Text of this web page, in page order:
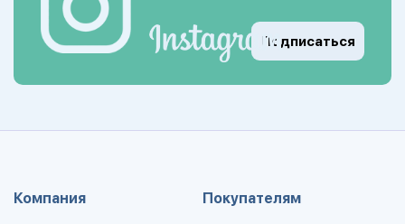
Подписаться
Компания Покупателям